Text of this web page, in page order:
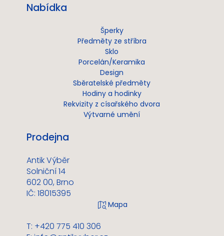
Nabídka
Šperky
Předměty ze stříbra
Sklo
Porcelán/Keramika
Design
Sběratelské předměty
Hodiny a hodinky
Rekvizity z císařského dvora
Výtvarné umění
Prodejna
Antik Výběr
Solniční 14
602 00, Brno
IČ: 18015395
T: +420 775 410 306